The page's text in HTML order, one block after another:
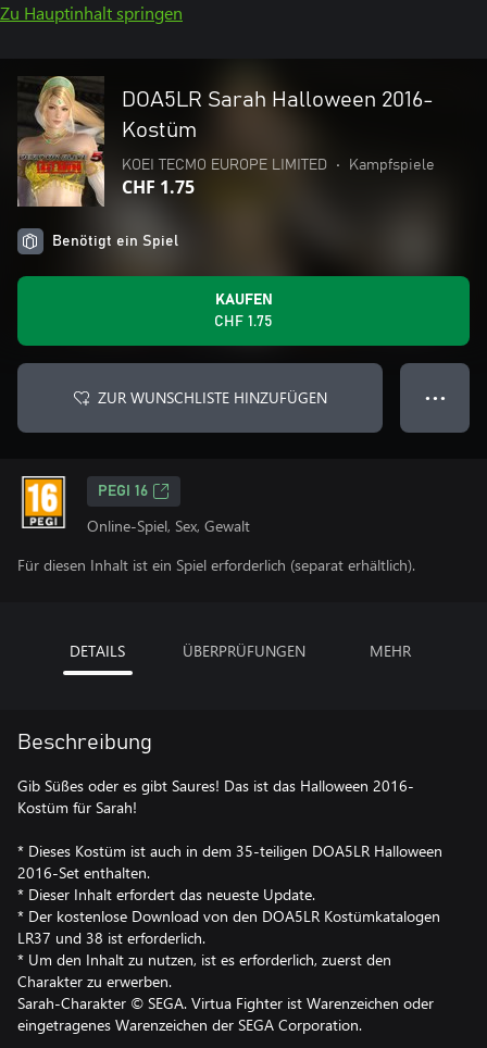
Zu Hauptinhalt springen
DOA5LR Sarah Halloween 2016-
Kostüm
KOEI TECMO EUROPE LIMITED • Kampfspiele
CHF 1.75
Benötigt ein Spiel
KAUFEN
CHF 1.75
ZUR WUNSCHLISTE HINZUFÜGEN ● ● ●
PEGI 16
Online-Spiel, Sex, Gewalt
Für diesen Inhalt ist ein Spiel erforderlich (separat erhältlich).
DETAILS ÜBERPRÜFUNGEN MEHR
Beschreibung
Gib Süßes oder es gibt Saures! Das ist das Halloween 2016-
Kostüm für Sarah!
* Dieses Kostüm ist auch in dem 35-teiligen DOA5LR Halloween
2016-Set enthalten.
* Dieser Inhalt erfordert das neueste Update.
* Der kostenlose Download von den DOA5LR Kostümkatalogen
LR37 und 38 ist erforderlich.
* Um den Inhalt zu nutzen, ist es erforderlich, zuerst den
Charakter zu erwerben.
Sarah-Charakter © SEGA. Virtua Fighter ist Warenzeichen oder
eingetragenes Warenzeichen der SEGA Corporation.